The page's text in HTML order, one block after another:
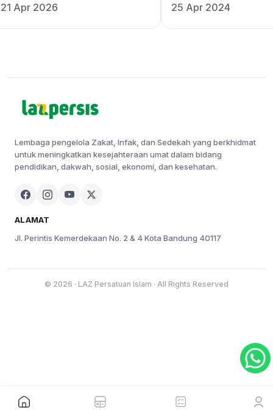
21 Apr 2026 25 Apr 2024
Lembaga pengelola Zakat, Infak, dan Sedekah yang berkhidmat
untuk meningkatkan kesejahteraan umat dalam bidang
pendidikan, dakwah, sosial, ekonomi, dan kesehatan.
ALAMAT
Jl. Perintis Kemerdekaan No. 2 & 4 Kota Bandung 40117
© 2026 · LAZ Persatuan Islam · All Rights Reserved